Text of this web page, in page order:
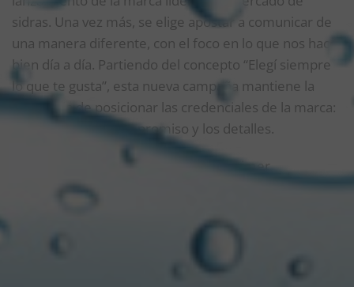
sidras. Una vez más, se elige apostar a comunicar de
una manera diferente, con el foco en lo que nos hace
bien día a día. Partiendo del concepto “Elegí siempre
lo que te gusta”, esta nueva campaña mantiene la
búsqueda de posicionar las credenciales de la marca:
la excelencia, el compromiso y los detalles.
En línea con el tono testimonial del primer
lanzamiento, la marca busca transmitir un lado más
con una riquísima historia en nuestro país, no solo en
cotidianeidad ¿Qué eligieron a lo largo de su vida?